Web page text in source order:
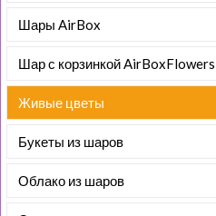
Шары AirBox
Шар с корзинкой AirBoxFlowers
Живые цветы
Букеты из шаров
Облако из шаров